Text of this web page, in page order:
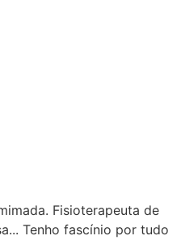
Fisioterapeuta de
Tenho fascínio por tudo